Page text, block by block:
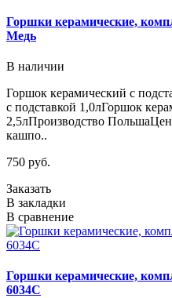
Горшки керамические,
Медь
В наличии
Горшок керамический с
с подставкой 1,0лГоршок
2,5лПроизводство
кашпо..
750 руб.
Заказать
В закладки
В сравнение
Горшки керамические,
6034C